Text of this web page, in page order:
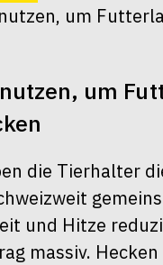
um
die Tierhalter
und Hitze
massiv. Hecken